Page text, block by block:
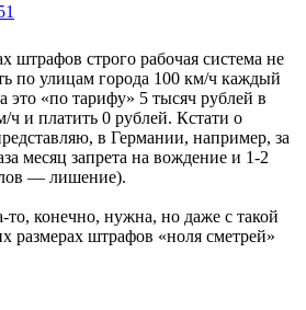
строго рабочая система не
по улицам города 100 км/ч каждый
это «по тарифу» 5 тысяч рублей в
ч и платить 0 рублей. Кстати о
в Германии, например, за
месяц запрета на вождение и 1-2
— лишение).
то, конечно, нужна, но даже с такой
размерах штрафов «ноля сметрей»